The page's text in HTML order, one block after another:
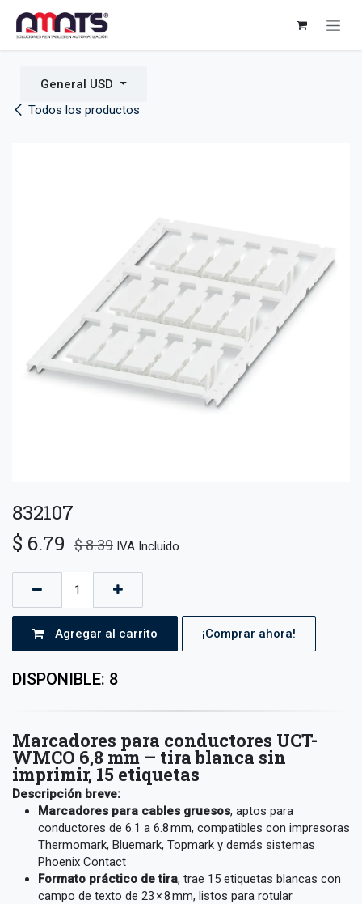
Todos los productos
General USD
832107
$ 6.79 $8.39 IVA Incluido
Agregar al carrito ¡Comprar ahora!
DISPONIBLE: 8
Marcadores para conductores UCT-
WMCO 6,8 mm – tira blanca sin
imprimir, 15 etiquetas
Descripción breve:
Marcadores para cables gruesos, aptos para
conductores de 6.1 a 6.8 mm, compatibles con impresoras
Thermomark, Bluemark, Topmark y demás sistemas
Phoenix Contact
Formato práctico de tira, trae 15 etiquetas blancas con
campo de texto de 23 × 8 mm, listos para rotular